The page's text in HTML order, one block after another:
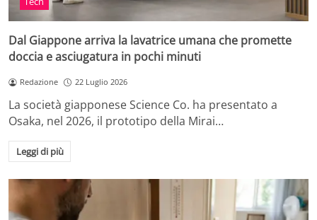
Dal Giappone arriva la lavatrice umana che promette
doccia e asciugatura in pochi minuti
Redazione 22 Luglio 2026
La società giapponese Science Co. ha presentato a
Osaka, nel 2026, il prototipo della Mirai…
Leggi di più